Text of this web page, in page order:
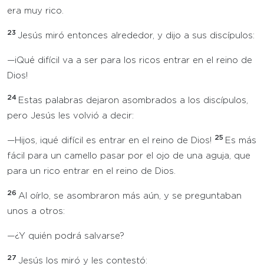
era muy rico.
23 Jesús miró entonces alrededor, y dijo a sus discípulos:
—¡Qué difícil va a ser para los ricos entrar en el reino de
Dios!
24 Estas palabras dejaron asombrados a los discípulos,
pero Jesús les volvió a decir:
—Hijos, ¡qué difícil es entrar en el reino de Dios! 25 Es más
fácil para un camello pasar por el ojo de una aguja, que
para un rico entrar en el reino de Dios.
26 Al oírlo, se asombraron más aún, y se preguntaban
unos a otros:
—¿Y quién podrá salvarse?
27 Jesús los miró y les contestó: